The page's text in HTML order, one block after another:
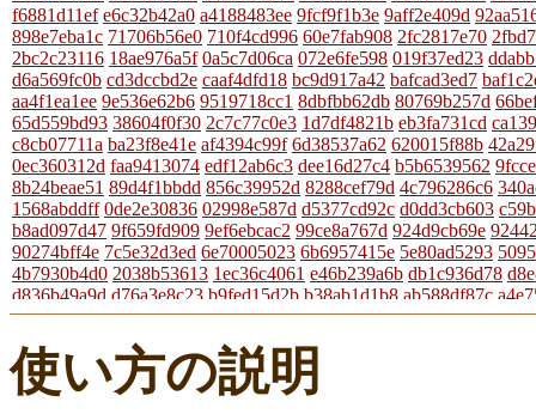
f6881d11ef e6c32b42a0 a4188483ee 9fcf9f1b3e 9aff2e409d
898e7eba1c 71706b56e0 710f4cd996 60e7fab908 2fc2817e70
2bc2c23116 18ae976a5f 0a5c7d06ca 072e6fe598 019f37ed23
d6a569fc0b cd3dccbd2e caaf4dfd18 bc9d917a42 bafcad3ed7
aa4f1ea1ee 9e536e62b6 9519718cc1 8dbfbb62db 80769b257d
65d559bd93 38604f0f30 2c7c77c0e3 1d7df4821b eb3fa731cd
c8cb07711a ba23f8e41e af4394c99f 6d38537a62 620015f88b
0ec360312d faa9413074 edf12ab6c3 dee16d27c4 b5b6539562
8b24beae51 89d4f1bbdd 856c39952d 8288cef79d 4c796286c6
1568abddff 0de2e30836 02998e587d d5377cd92c d0dd3cb603
b8ad097d47 9f659fd909 9ef6ebcac2 99ce8a767d 924d9cb69e
90274bff4e 7c5e32d3ed 6e70005023 6b6957415e 5e80ad5293
4b7930b4d0 2038b53613 1ec36c4061 e46b239a6b db1c936d78
d836b49a9d d76a3e8c23 b9fed15d2b b38ab1d1b8 ab588df87c
a204a61a9b a08fde1570 a01087c2be 83d205db59 8058ee16b9
15ebcaa807
b37a74366d b2fa6b2e85 b0ebace0d4 aa7f949dad
4cdc426d81 3cd561418e 1182b99ba6 00e292a1f5
c7b6a2d824
c2d4263ad3 b6a3ebae49 a1d5a5a815
使い方の説明